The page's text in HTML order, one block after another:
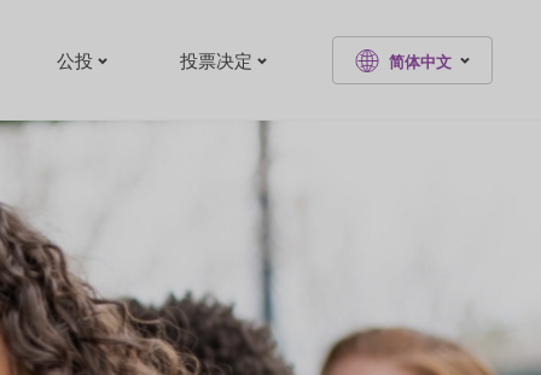
公投 投票决定 简体中文